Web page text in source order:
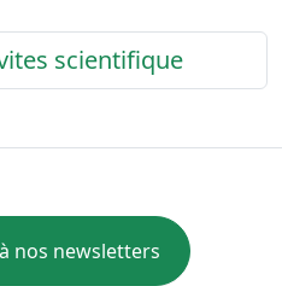
scientifique
nos newsletters